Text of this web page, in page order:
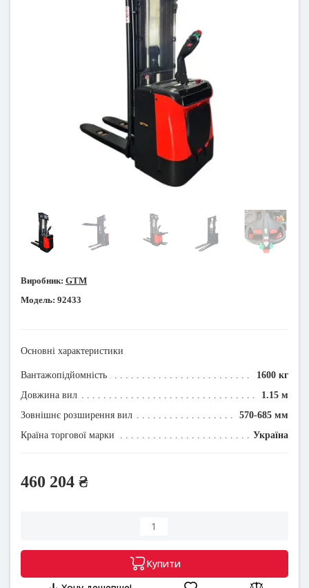
Виробник: GTM
Модель: 92433
Основні характеристики
Вантажопідйомність
1600 кг
Довжина вил
1.15 м
Зовнішнє розширення вил
570-685 мм
Країна торгової марки
Україна
460 204 ₴
Купити